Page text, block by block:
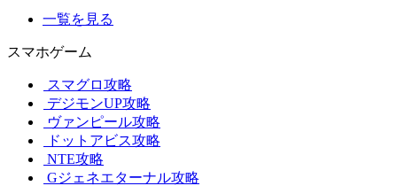
一覧を見る
スマホゲーム
スマグロ攻略
デジモンUP攻略
ヴァンピール攻略
ドットアビス攻略
NTE攻略
Gジェネエターナル攻略